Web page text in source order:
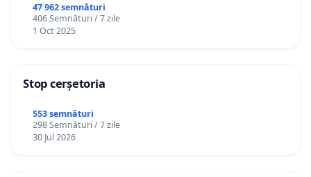
47 962 semnături
406 Semnături / 7 zile
1 Oct 2025
Stop cerșetoria
553 semnături
298 Semnături / 7 zile
30 Jul 2026